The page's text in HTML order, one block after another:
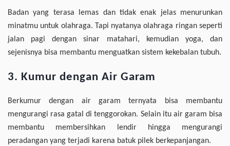
Badan yang terasa lemas dan tidak enak jelas menurunkan
minatmu untuk olahraga. Tapi nyatanya olahraga ringan seperti
jalan pagi dengan sinar matahari, kemudian yoga, dan
sejenisnya bisa membantu menguatkan sistem kekebalan tubuh.
3. Kumur dengan Air Garam
Berkumur dengan air garam ternyata bisa membantu
mengurangi rasa gatal di tenggorokan. Selain itu air garam bisa
membantu membersihkan lendir hingga mengurangi
peradangan yang terjadi karena batuk pilek berkepanjangan.